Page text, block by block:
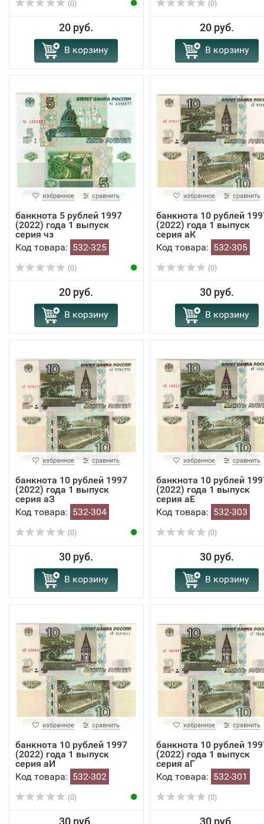
(0)
20 руб.
В корзину
(0)
20 руб.
В корзину
избранное сравнить
банкнота 5 рублей 1997
(2022) года 1 выпуск
серия чз
Код товара: 532-325
(0)
20 руб.
В корзину
избранное сравнить
банкнота 10 рублей
(2022) года 1 выпуск
серия аК
Код товара: 532-305
(0)
30 руб.
В корзину
избранное сравнить
банкнота 10 рублей 1997
(2022) года 1 выпуск
серия аЗ
Код товара: 532-304
(0)
30 руб.
В корзину
избранное сравнить
банкнота 10 рублей
(2022) года 1 выпуск
серия аЕ
Код товара: 532-303
(0)
30 руб.
В корзину
избранное сравнить
банкнота 10 рублей 1997
(2022) года 1 выпуск
серия аИ
Код товара: 532-302
(0)
30 руб.
избранное сравнить
банкнота 10 рублей
(2022) года 1 выпуск
серия аГ
Код товара: 532-301
(0)
30 руб.